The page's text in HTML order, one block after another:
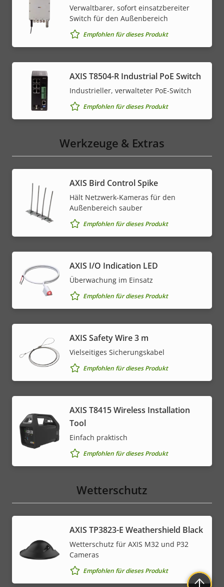
Verwaltbarer, sofort einsatzbereiter
Switch für den Außenbereich
Empfohlen für dieses Produkt
AXIS T8504-R Industrial PoE Switch
Industrieller, verwalteter PoE-Switch
Empfohlen für dieses Produkt
Werkzeuge & Extras
AXIS Bird Control Spike
Hält Netzwerk-Kameras für den
Außenbereich sauber
Empfohlen für dieses Produkt
AXIS I/O Indication LED
Überwachung im Einsatz
Empfohlen für dieses Produkt
AXIS Safety Wire 3 m
Vielseitiges Sicherungskabel
Empfohlen für dieses Produkt
AXIS T8415 Wireless Installation
Tool
Einfach praktisch
Empfohlen für dieses Produkt
Wetterschutz
AXIS TP3823-E Weathershield Black
Wetterschutz für AXIS M32 und P32
Cameras
Empfohlen für dieses Produkt